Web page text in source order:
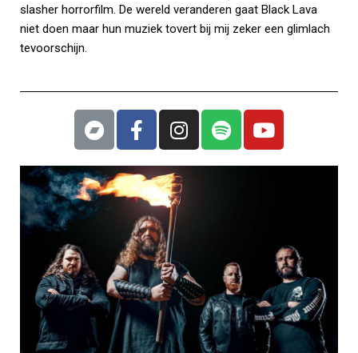
slasher horrorfilm. De wereld veranderen gaat Black Lava
niet doen maar hun muziek tovert bij mij zeker een glimlach
tevoorschijn.